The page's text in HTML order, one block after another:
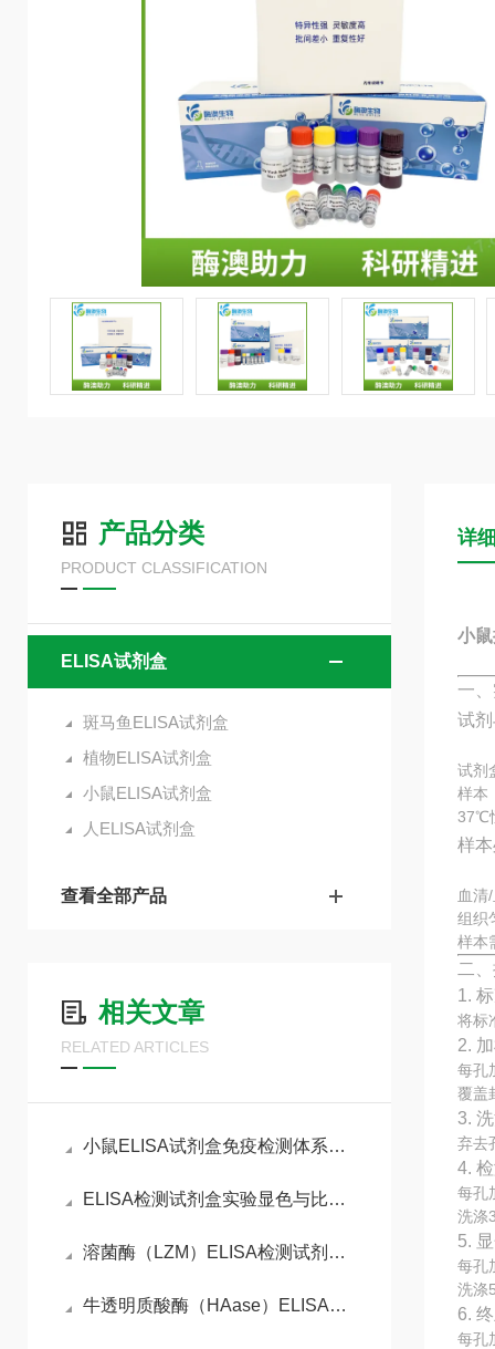
产品分类
PRODUCT CLASSIFICATION
ELISA试剂盒
斑马鱼ELISA试剂盒
植物ELISA试剂盒
小鼠ELISA试剂盒
人ELISA试剂盒
查看全部产品
相关文章
RELATED ARTICLES
小鼠ELISA试剂盒免疫检测体系与动物模型实验实操指南
ELISA检测试剂盒实验显色与比色分析
溶菌酶（LZM）ELISA检测试剂盒的工作原理
牛透明质酸酶（HAase）ELISA检测试剂盒
详
小
一
试
试剂
样本
37℃
样
血清
组织
样本
二
1.
将标
2.
每孔
覆盖
3.
弃去
4.
每孔
洗涤
5.
每孔
洗涤
6.
每孔